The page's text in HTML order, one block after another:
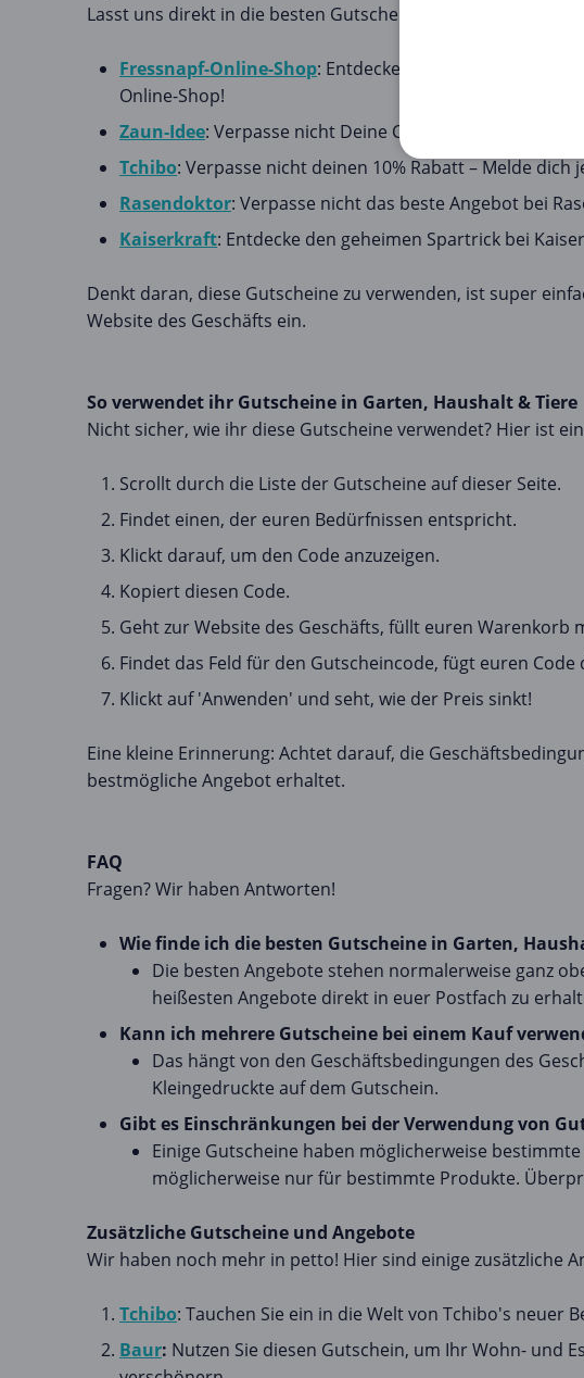
Lasst uns direkt in die besten Gutscheine in Garten,
Fressnapf-Online-Shop: Entdecke jetzt unglaubliche
Online-Shop!
Zaun-Idee: Verpasse nicht Deine Chance: Sichere Dir
Tchibo: Verpasse nicht deinen 10% Rabatt – Melde
Rasendoktor: Verpasse nicht das beste Angebot bei
Kaiserkraft: Entdecke den geheimen Spartrick bei
Denkt daran, diese Gutscheine zu verwenden, ist super
Website des Geschäfts ein.
So verwendet ihr Gutscheine in Garten, Haushalt & Tiere
Nicht sicher, wie ihr diese Gutscheine verwendet? Hier ist
Scrollt durch die Liste der Gutscheine auf dieser Seite.
Findet einen, der euren Bedürfnissen entspricht.
Klickt darauf, um den Code anzuzeigen.
Kopiert diesen Code.
Geht zur Website des Geschäfts, füllt euren
Findet das Feld für den Gutscheincode, fügt euren Code
Klickt auf 'Anwenden' und seht, wie der Preis sinkt!
Eine kleine Erinnerung: Achtet darauf, die
bestmögliche Angebot erhaltet.
FAQ
Fragen? Wir haben Antworten!
Wie finde ich die besten Gutscheine in Garten,
Die besten Angebote stehen normalerweise ganz
heißesten Angebote direkt in euer Postfach zu
Kann ich mehrere Gutscheine bei einem Kauf
Das hängt von den Geschäftsbedingungen des
Kleingedruckte auf dem Gutschein.
Gibt es Einschränkungen bei der Verwendung von
Einige Gutscheine haben möglicherweise
möglicherweise nur für bestimmte Produkte.
Zusätzliche Gutscheine und Angebote
Wir haben noch mehr in petto! Hier sind einige zusätzliche
Tchibo: Tauchen Sie ein in die Welt von Tchibo's neuer
Baur: Nutzen Sie diesen Gutschein, um Ihr Wohn- und